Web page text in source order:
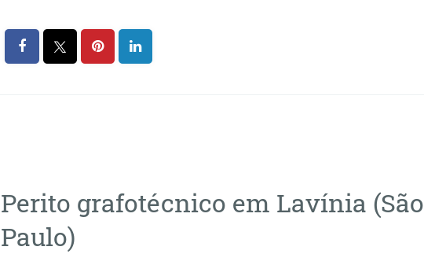
Perito grafotécnico em Lavínia (São
Paulo)